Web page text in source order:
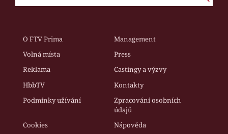
O FTV Prima
Management
Volná místa
Press
Reklama
Castingy a výzvy
HbbTV
Kontakty
Podmínky užívání
Zpracování osobních
údajů
Cookies
Nápověda